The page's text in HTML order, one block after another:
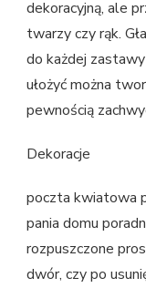
dekoracyjną, ale
twarzy czy rąk.
do każdej
ułożyć można
pewnością
Dekoracje
poczta kwiatowa
pania domu
rozpuszczone
dwór, czy po